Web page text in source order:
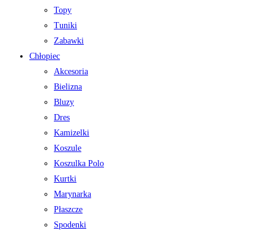
Topy
Tuniki
Zabawki
Chłopiec
Akcesoria
Bielizna
Bluzy
Dres
Kamizelki
Koszule
Koszulka Polo
Kurtki
Marynarka
Płaszcze
Spodenki